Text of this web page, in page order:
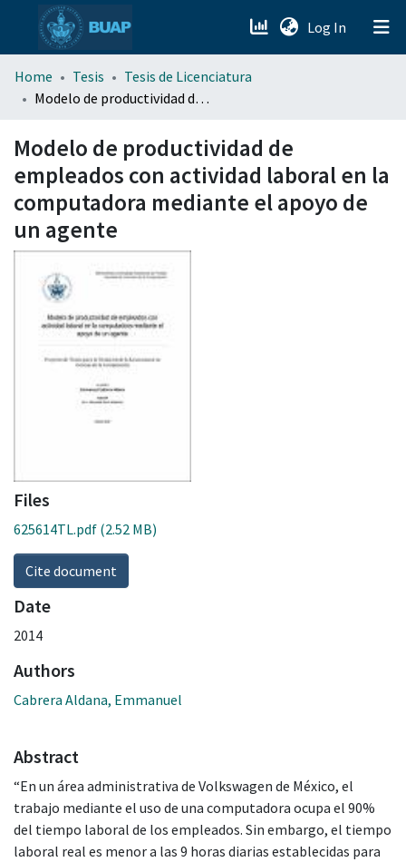
Log In (current)
menu.section.about_menu
Home Tesis
Tesis de Licenciatura
Modelo de productividad de empleados con actividad laboral en la computadora mediante el apoyo de un agente
Modelo de productividad de
empleados con actividad laboral en la
computadora mediante el apoyo de
un agente
Files
625614TL.pdf (2.52 MB)
Cite document
Date
2014
Authors
Cabrera Aldana, Emmanuel
Abstract
“En un área administrativa de Volkswagen de México, el
trabajo mediante el uso de una computadora ocupa el 90%
del tiempo laboral de los empleados. Sin embargo, el tiempo
laboral real es menor a las 9 horas diarias establecidas para